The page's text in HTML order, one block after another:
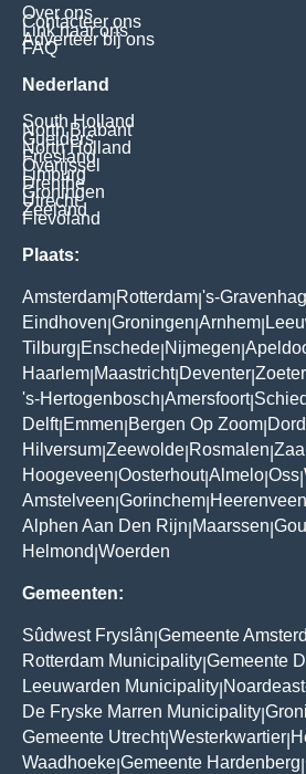
Over ons
Contacteer ons
Link naar ons
Adverteer bij ons
FAQ
Nederland
South Holland
North Brabant
Guelders
North Holland
Friesland
Overijssel
Limburg
Drenthe
Groningen
Utrecht
Zeeland
Flevoland
Plaats:
Amsterdam Rotterdam 's-
Eindhoven Groningen Arnhem
Tilburg Enschede Nijmegen
Haarlem Maastricht| Deventer
's-Hertogenbosch Amersfoort|
Delft| Emmen Bergen Op Zoom
Hilversum Zeewolde Rosmalen
Hoogeveen Oosterhout|Almelo Oss
Amstelveen Gorinchem Heerenveen
Alphen Aan Den Rijn Maarssen
Helmond Woerden
Gemeenten:
Sûdwest Fryslân Gemeente
Rotterdam Municipality Gemeente
Leeuwarden Municipality
De Fryske Marren Municipality
Gemeente Utrecht|Westerkwartier
Waadhoeke Gemeente Hardenberg